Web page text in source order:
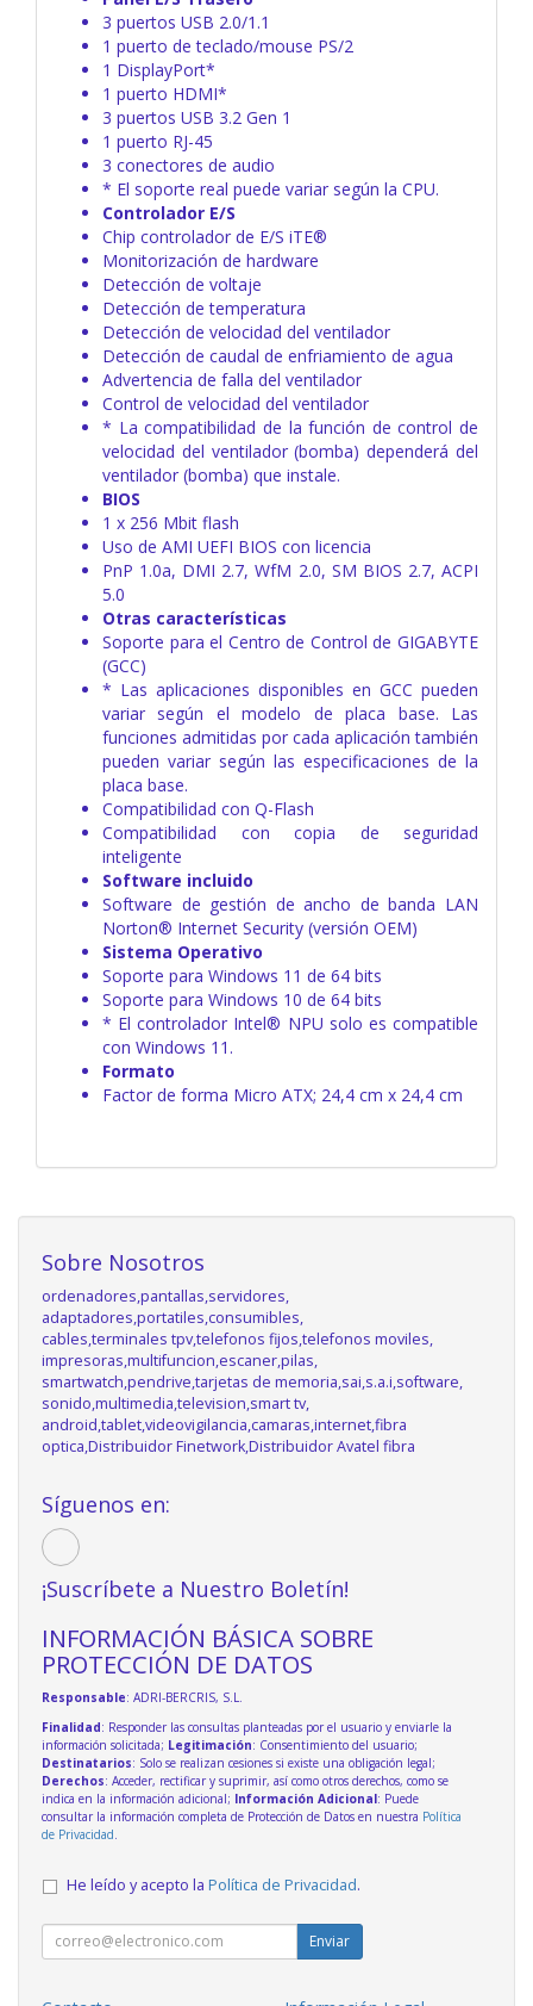
3 puertos USB 2.0/1.1
1 puerto de teclado/mouse PS/2
1 DisplayPort*
1 puerto HDMI*
3 puertos USB 3.2 Gen 1
1 puerto RJ-45
3 conectores de audio
* El soporte real puede variar según la CPU.
Controlador E/S
Chip controlador de E/S iTE®
Monitorización de hardware
Detección de voltaje
Detección de temperatura
Detección de velocidad del ventilador
Detección de caudal de enfriamiento de agua
Advertencia de falla del ventilador
Control de velocidad del ventilador
* La compatibilidad de la función de control de
velocidad del ventilador (bomba) dependerá del
ventilador (bomba) que instale.
BIOS
1 x 256 Mbit flash
Uso de AMI UEFI BIOS con licencia
PnP 1.0a, DMI 2.7, WfM 2.0, SM BIOS 2.7, ACPI
5.0
Otras características
Soporte para el Centro de Control de GIGABYTE
(GCC)
* Las aplicaciones disponibles en GCC pueden
variar según el modelo de placa base. Las
funciones admitidas por cada aplicación también
pueden variar según las especificaciones de la
placa base.
Compatibilidad con Q-Flash
Compatibilidad con copia de seguridad
inteligente
Software incluido
Software de gestión de ancho de banda LAN
Norton® Internet Security (versión OEM)
Sistema Operativo
Soporte para Windows 11 de 64 bits
Soporte para Windows 10 de 64 bits
* El controlador Intel® NPU solo es compatible
con Windows 11.
Formato
Factor de forma Micro ATX; 24,4 cm x 24,4 cm
Sobre Nosotros
ordenadores,pantallas,servidores,
adaptadores,portatiles,consumibles,
cables,terminales tpv,telefonos fijos,telefonos moviles,
impresoras,multifuncion,escaner,pilas,
smartwatch,pendrive,tarjetas de memoria,sai,s.a.i,software,
sonido,multimedia,television,smart tv,
android,tablet,videovigilancia,camaras,internet,fibra
optica,Distribuidor Finetwork,Distribuidor Avatel fibra
Síguenos en:
¡Suscríbete a Nuestro Boletín!
INFORMACIÓN BÁSICA SOBRE
PROTECCIÓN DE DATOS
Responsable: ADRI-BERCRIS, S.L.
Finalidad: Responder las consultas planteadas por el usuario y enviarle la
información solicitada; Legitimación: Consentimiento del usuario;
Destinatarios: Solo se realizan cesiones si existe una obligación legal;
Derechos: Acceder, rectificar y suprimir, así como otros derechos, como se
indica en la información adicional; Información Adicional: Puede
consultar la información completa de Protección de Datos en nuestra Política
de Privacidad
He leído y acepto la Política de Privacidad.
Enviar